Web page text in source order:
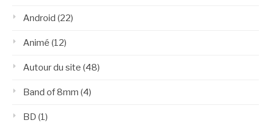
Android (22)
Animé (12)
Autour du site (48)
Band of 8mm (4)
BD (1)